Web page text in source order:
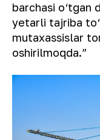
barchasi o‘tgan
yetarli tajriba
mutaxassislar
oshirilmoqda.”